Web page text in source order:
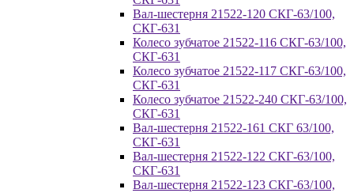
Вал-шестерня 21522-120 СКГ-63/100,
СКГ-631
Колесо зубчатое 21522-116 СКГ-63/100,
СКГ-631
Колесо зубчатое 21522-117 СКГ-63/100,
СКГ-631
Колесо зубчатое 21522-240 СКГ-63/100,
СКГ-631
Вал-шестерня 21522-161 СКГ 63/100,
СКГ-631
Вал-шестерня 21522-122 СКГ-63/100,
СКГ-631
Вал-шестерня 21522-123 СКГ-63/100,